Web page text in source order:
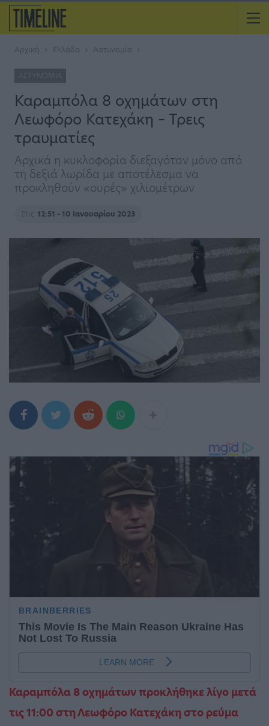
Αρχική Ελλάδα Αστυνομία
ΑΣΤΥΝΟΜΊΑ
Καραμπόλα 8 οχημάτων στη
Λεωφόρο Κατεχάκη – Τρεις
τραυματίες
Αρχικά η κυκλοφορία διεξαγόταν μόνο από
τη δεξιά λωρίδα με αποτέλεσμα να
προκληθούν «ουρές» χιλιομέτρων
Στις 12:51 - 10 Ιανουαρίου 2023
Καραμπόλα 8 οχημάτων προκλήθηκε λίγο μετά
τις 11:00 στη Λεωφόρο Κατεχάκη στο ρεύμα